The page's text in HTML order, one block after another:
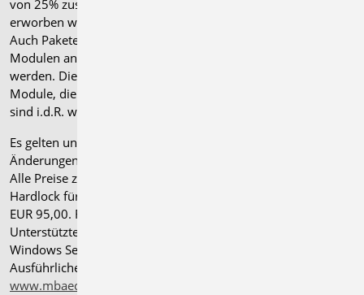
von 25% zusammen mit dem jeweiligen ".de"-Modul
erworben werden.
Auch Pakete können gegen einen Aufpreis von 25% mit
Modulen anderer Normen (.at, .ch, .it bzw. .uk) erweitert
werden. Die Paketerweiterung umfasst alle entsprechenden
Module, die zum Zeitpunkt des Kaufs verfügbar sind. Das
sind i.d.R. weniger Module als nach deutscher Norm.
Es gelten unsere
Änderungen und Irrtümer vorbehalten.
Alle Preise zzgl. Versandkosten und gesetzlicher MwSt.
Hardlock für Einzelplatzlizenz, je Arbeitsplatz erforderlich
EUR 95,00. Folgelizenz-/Netzwerkbedingungen auf Anfrage.
Unterstützte Betriebssysteme: Windows
Windows Server 2025 mit Windows Terminal Server.
Ausführliche Informationen auf
www.mbaec.de/service/systemvoraussetzungen